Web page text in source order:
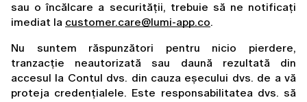
sau o încălcare a securității, trebuie să ne notificați
imediat la customer.care@lumi-app.co.
Nu suntem răspunzători pentru nicio pierdere,
tranzacție neautorizată sau daună rezultată din
accesul la Contul dvs. din cauza eșecului dvs. de a vă
proteja credențialele. Este responsabilitatea dvs. să